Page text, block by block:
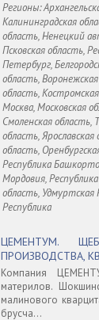
Регионы:
Калининградская
область, Ненецкий
Псковская область,
Петербург,
область,
область,
Москва, Московская
Смоленская область,
область,
область,
Республика
Мордовия,
область, Удмуртская
Республика
ЦЕМЕНТУМ.
ПРОИЗВОДСТВА,
Компания
материлов.
малинового
брусча...